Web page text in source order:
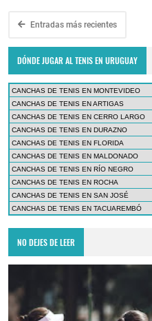
Entradas más recientes
DÓNDE JUGAR AL TENIS EN URUGUAY
CANCHAS DE TENIS EN MONTEVIDEO
CANCHAS DE TENIS EN ARTIGAS
CANCHAS DE TENIS EN CERRO LARGO
CANCHAS DE TENIS EN DURAZNO
CANCHAS DE TENIS EN FLORIDA
CANCHAS DE TENIS EN MALDONADO
CANCHAS DE TENIS EN RÍO NEGRO
CANCHAS DE TENIS EN ROCHA
CANCHAS DE TENIS EN SAN JOSÉ
CANCHAS DE TENIS EN TACUAREMBÓ
NO DEJES DE LEER